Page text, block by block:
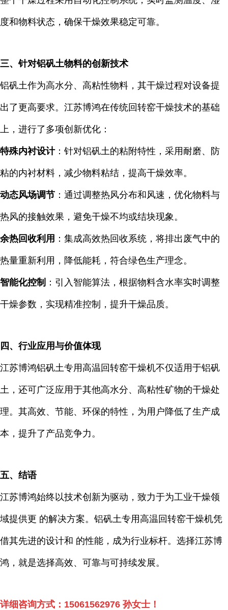
度和物料状态，确保干燥效果稳定可靠。
三、针对铝矾土物料的创新技术
铝矾土作为高水分、高粘性物料，其干燥过程对设备提
出了更高要求。江苏博鸿在传统回转窑干燥技术的基础
上，进行了多项创新优化：
特殊内衬设计：针对铝矾土的粘附特性，采用耐磨、防
粘的内衬材料，减少物料粘结，提高干燥效率。
动态风场调节 ：通过调整热风分布和风速，优化物料与
热风的接触效果，避免干燥不均或结块现象。
余热回收利用 ：集成高效热回收系统，将排出废气中的
热量重新利用，降低能耗，符合绿色生产理念。
智能化控制 ：引入智能算法，根据物料含水率实时调整
干燥参数，实现精准控制，提升干燥品质。
四、行业应用与价值体现
江苏博鸿铝矾土专用高温回转窑干燥机不仅适用于铝矾
土，还可广泛应用于其他高水分、高粘性矿物的干燥处
理。其高效、节能、环保的特性，为用户降低了生产成
本，提升了产品竞争力。
五、结语
江苏博鸿始终以技术创新为驱动，致力于为工业干燥领
域提供更 的解决方案。铝矾土专用高温回转窑干燥机凭
借其先进的设计和 的性能，成为行业标杆。选择江苏博
鸿，就是选择高效、可靠与可持续发展。
详细咨询方式： 15061562976 孙女士！